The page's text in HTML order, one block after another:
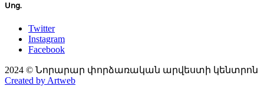
Սոց.
Twitter
Instagram
Facebook
2024 © Նորարար փորձառական արվեստի կենտրոն
Created by Artweb